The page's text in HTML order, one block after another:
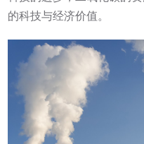
的科技与经济价值。